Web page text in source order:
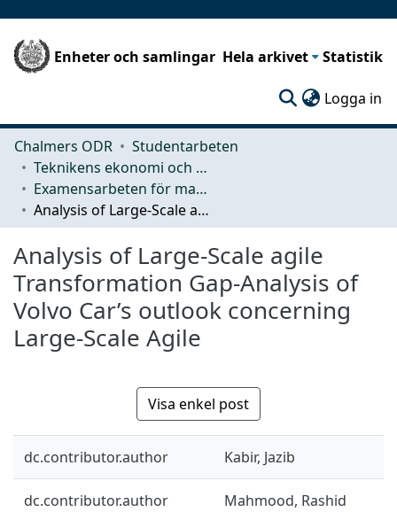
Enheter och samlingar Hela arkivet Statistik
Logga in
Chalmers ODR
Studentarbeten
Teknikens ekonomi och organisation
Examensarbeten för masterexamen
Analysis of Large-Scale agile Transformation Gap-Analysis of Volvo Car’s outlook concerning Large-Scale Agile
Analysis of Large-Scale agile
Transformation Gap-Analysis of
Volvo Car’s outlook concerning
Large-Scale Agile
Visa enkel post
dc.contributor.author Kabir, Jazib
dc.contributor.author Mahmood, Rashid